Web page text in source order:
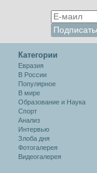
Категории
Евразия
В России
Популярное
В мире
Образование и Наука
Спорт
Анализ
Интервью
Злоба дня
Фотогалерея
Видеогалерея